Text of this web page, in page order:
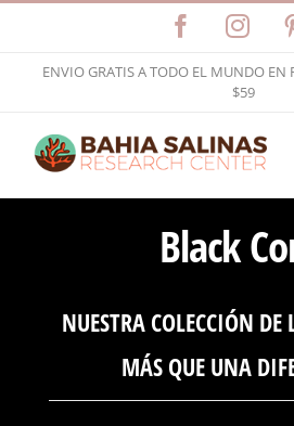
content
Facebook
ENVIO GRATIS A TODO EL MUNDO EN
$59
Black
NUESTRA COLECCIÓN DE
MÁS QUE UNA